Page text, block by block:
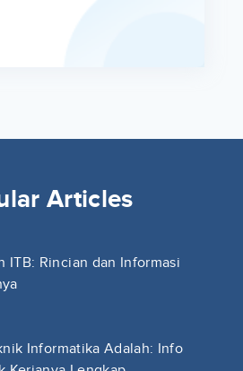
Articles
ITB: Rincian dan Informasi
Informatika Adalah: Info